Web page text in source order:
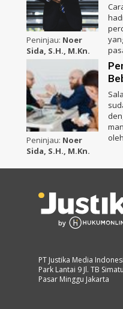
Peninjau: Noer
Sida, S.H., M.Kn.
Peninjau: Noer
Sida, S.H., M.Kn.
PT Justika Media
Park Lantai 9 Jl. TB
Pasar Minggu Jakarta